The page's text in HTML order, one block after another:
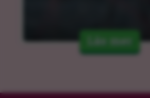
Läs mer